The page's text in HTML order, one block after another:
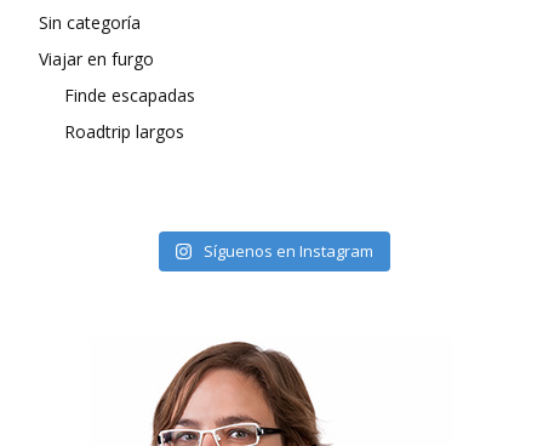
Sin categoría
Viajar en furgo
Finde escapadas
Roadtrip largos
Síguenos en Instagram